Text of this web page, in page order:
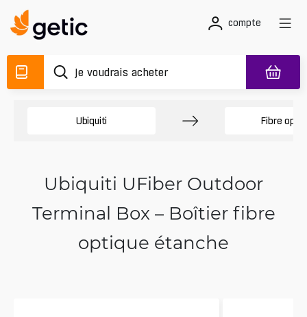
compte
Ubiquiti Fibre
Ubiquiti UFiber Outdoor
Terminal Box – Boîtier fibre
optique étanche